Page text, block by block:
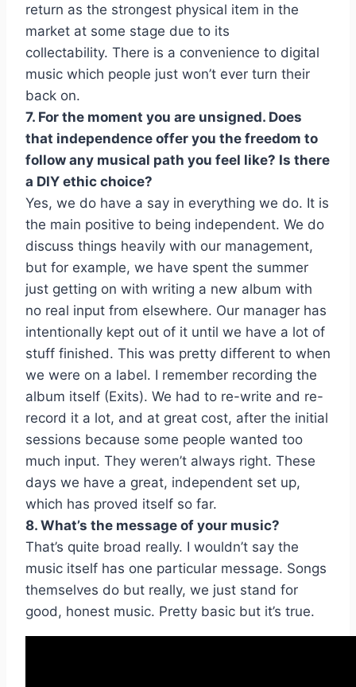
return as the strongest physical item in the
market at some stage due to its
collectability. There is a convenience to digital
music which people just won’t ever turn their
back on.
7. For the moment you are unsigned. Does
that independence offer you the freedom to
follow any musical path you feel like? Is there
a DIY ethic choice?
Yes, we do have a say in everything we do. It is
the main positive to being independent. We do
discuss things heavily with our management,
but for example, we have spent the summer
just getting on with writing a new album with
no real input from elsewhere. Our manager has
intentionally kept out of it until we have a lot of
stuff finished. This was pretty different to when
we were on a label. I remember recording the
album itself (Exits). We had to re-write and re-
record it a lot, and at great cost, after the initial
sessions because some people wanted too
much input. They weren’t always right. These
days we have a great, independent set up,
which has proved itself so far.
8. What’s the message of your music?
That’s quite broad really. I wouldn’t say the
music itself has one particular message. Songs
themselves do but really, we just stand for
good, honest music. Pretty basic but it’s true.